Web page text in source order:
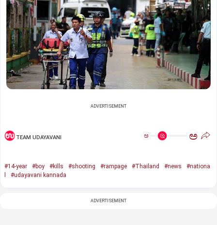
ADVERTISEMENT
TEAM UDAYAVANI ಅ ಅ
#14-year #boy #kills #shooting #rampage #Thailand #news
#nationa
#udayavani kannada
ADVERTISEMENT